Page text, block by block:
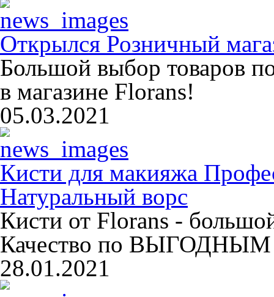
Открылся Розничный
Большой выбор товаров
в магазине Florans!
05.03.2021
Кисти для макияжа
Натуральный ворс
Кисти от Florans -
Качество по ВЫГОДНЫМ
28.01.2021